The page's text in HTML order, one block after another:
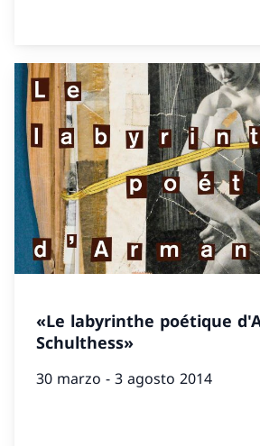
«Le labyrinthe poétique
Schulthess»
30 marzo - 3 agosto 2014